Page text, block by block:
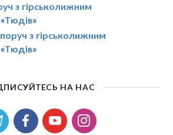
з гірськолижним
з гірськолижним
НА НАС